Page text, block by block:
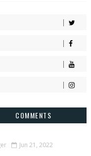
COMMENTS
Jun 21, 2022